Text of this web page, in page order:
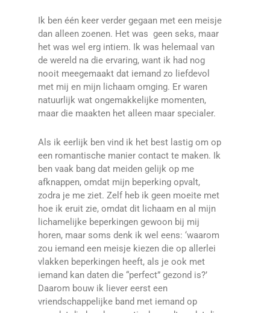
Ik ben één keer verder gegaan met een meisje
dan alleen zoenen. Het was geen seks, maar
het was wel erg intiem. Ik was helemaal van
de wereld na die ervaring, want ik had nog
nooit meegemaakt dat iemand zo liefdevol
met mij en mijn lichaam omging. Er waren
natuurlijk wat ongemakkelijke momenten,
maar die maakten het alleen maar specialer.
Als ik eerlijk ben vind ik het best lastig om op
een romantische manier contact te maken.
Ik
ben vaak bang dat meiden gelijk op me
afknappen, omdat mijn beperking opvalt,
zodra je me ziet. Zelf heb ik geen moeite met
hoe ik eruit zie, omdat dit lichaam en al mijn
lichamelijke beperkingen gewoon bij mij
horen, maar soms denk ik wel eens: ‘waarom
zou iemand een meisje kiezen die op allerlei
vlakken beperkingen heeft, als je ook met
iemand kan daten die “perfect” gezond is?’
Daarom bouw ik liever eerst een
vriendschappelijke band met iemand op